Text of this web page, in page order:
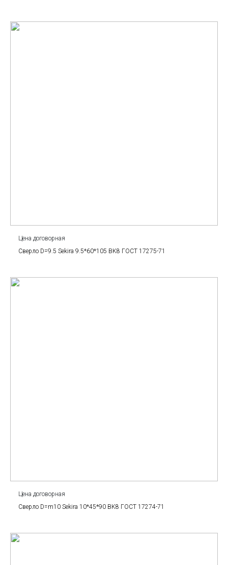
Цена договорная
Сверло D=9.5 Sekira 9.5*60*105 BK8 ГОСТ 17275-71
Цена договорная
Сверло D=m10 Sekira 10*45*90 BK8 ГОСТ 17274-71